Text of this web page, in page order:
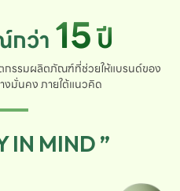
กว่า 15ปี
รรมผลิตภัณฑ์ที่ช่วยให้แบรนด์ของ
งมั่นคง ภายใต้แนวคิด
IN MIND ”